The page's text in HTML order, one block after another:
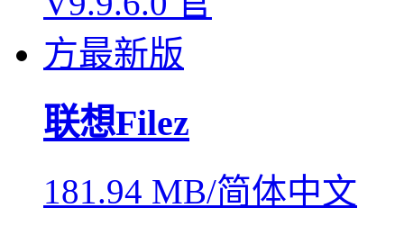
联想Filez
181.94 MB/简体中文